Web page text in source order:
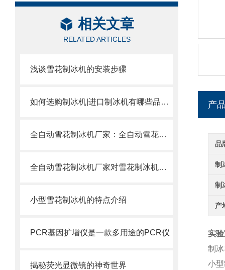
相关文章
RELATED ARTICLES
浅谈雪花制冰机的安装步骤
如何选购制冰机|进口制冰机有哪些品牌？
全自动雪花制冰机厂家：全自动雪花制冰机全部通过技术监督检验所测试
全自动雪花制冰机厂家对雪花制冰机的使用流程分析
小型雪花制冰机的特点介绍
PCR基因扩增仪是一款多用途的PCR仪
揭秘荧光显微镜的神奇世界
产
品
制
制
产
实
制
小